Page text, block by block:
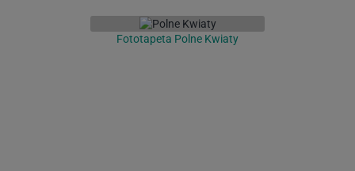
Fototapeta Polne Kwiaty